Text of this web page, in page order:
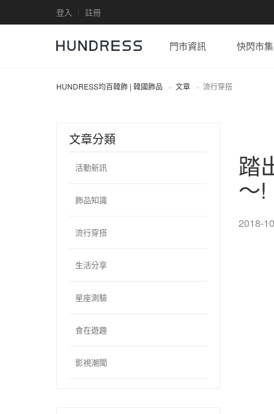
登入 註冊
門市資訊 快閃市集
HUNDRESS均百韓飾 | 韓國飾品 文章 流行穿搭
踏
～!
2018-
文章分類
活動新訊
飾品知識
流行穿搭
生活分享
星座測驗
食在遊趣
影視潮聞